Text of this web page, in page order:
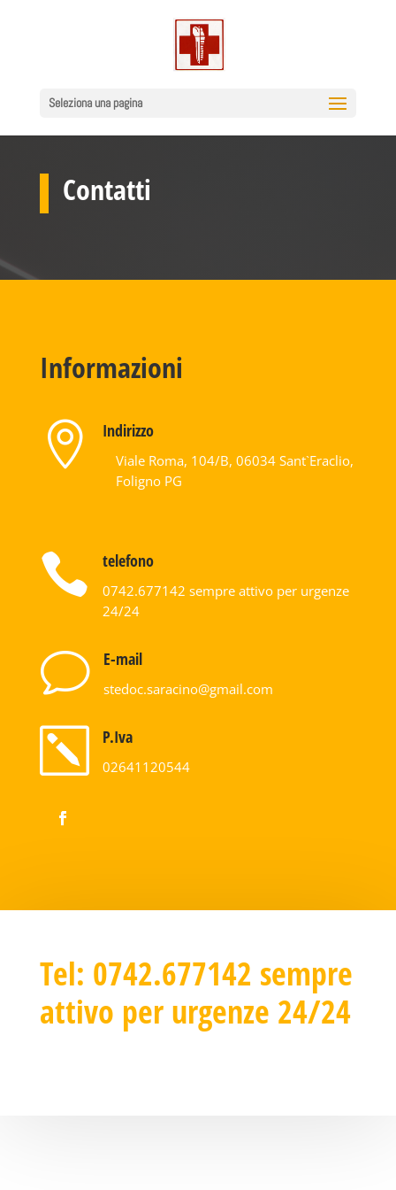
Seleziona una pagina
Contatti
Informazioni
 Indirizzo
Viale Roma, 104/B, 06034 Sant`Eraclio,
Foligno PG
 telefono
0742.677142 sempre attivo per urgenze
24/24
v E-mail
moc.liamg
@onicaras.codets
k P.Iva
02641120544
Tel: 0742.677142 sempre
attivo per urgenze 24/24